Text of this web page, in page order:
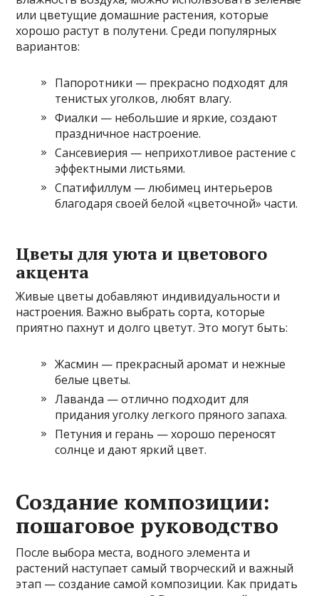
или цветущие домашние растения, которые
хорошо растут в полутени. Среди популярных
вариантов:
Папоротники — прекрасно подходят для
тенистых уголков, любят влагу.
Фиалки — небольшие и яркие, создают
праздничное настроение.
Сансевиерия — неприхотливое растение с
эффектными листьями.
Спатифиллум — любимец интерьеров
благодаря своей белой «цветочной» части.
Цветы для уюта и цветового
акцента
Живые цветы добавляют индивидуальности и
настроения. Важно выбрать сорта, которые
приятно пахнут и долго цветут. Это могут быть:
Жасмин — прекрасный аромат и нежные
белые цветы.
Лаванда — отлично подходит для
придания уголку легкого пряного запаха.
Петуния и герань — хорошо переносят
солнце и дают яркий цвет.
Создание композиции:
пошаговое руководство
После выбора места, водного элемента и
растений наступает самый творческий и важный
этап — создание самой композиции. Как придать